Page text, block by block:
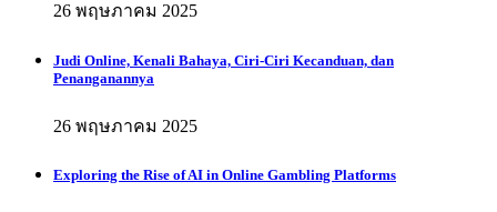
26 พฤษภาคม 2025
Judi Online, Kenali Bahaya, Ciri-Ciri Kecanduan, dan
Penanganannya
26 พฤษภาคม 2025
Exploring the Rise of AI in Online Gambling Platforms